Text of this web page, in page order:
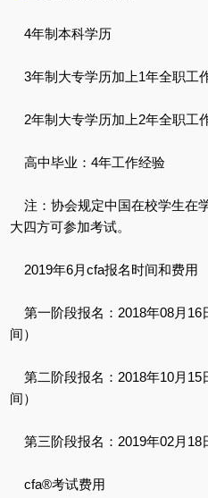
4年制本科学历
3年制大专学历加上1年全职工
2年制大专学历加上2年全职工
高中毕业：4年工作经验
注：协会规定中国在校学生在
大四方可参加考试。
2019年6月cfa报名时间和费用
第一阶段报名：2018年08月16
间）
第二阶段报名：2018年10月15
间）
第三阶段报名：2019年02月18
cfa®考试费用